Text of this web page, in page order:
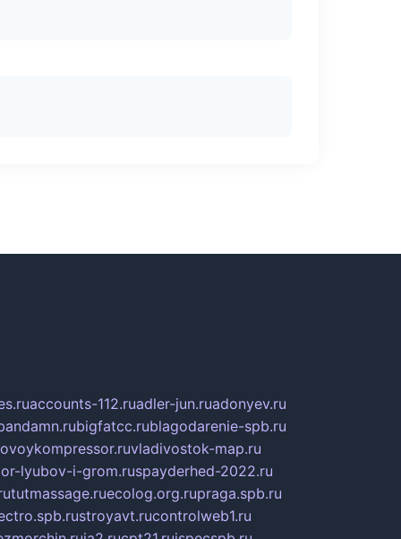
accounts-112.ruadler-jun.ruadonyev.ru
bigfatcc.rublagodarenie-spb.ru
vladivostok-map.ru
lyubov-i-grom.ruspayderhed-2022.ru
tutmassage.ruecolog.org.rupraga.spb.ru
stroyavt.rucontrolweb1.ru